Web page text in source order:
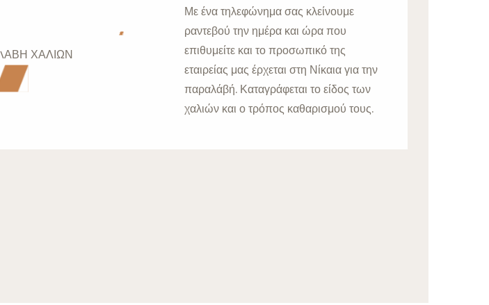
Με ένα τηλεφώνημα σας κλείνουμε
ραντεβού την ημέρα και ώρα που
επιθυμείτε και το προσωπικό της
εταιρείας μας έρχεται στη Νίκαια για την
παραλάβή. Καταγράφεται το είδος των
χαλιών και ο τρόπος καθαρισμού τους.